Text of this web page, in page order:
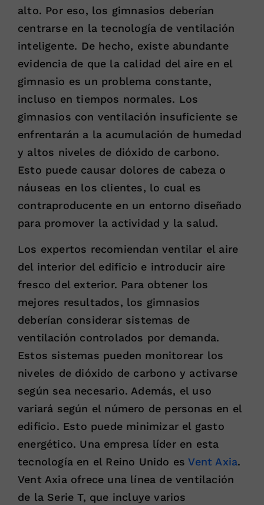
alto. Por eso, los gimnasios deberían
centrarse en la tecnología de ventilación
inteligente. De hecho, existe abundante
evidencia de que la calidad del aire en el
gimnasio es un problema constante,
incluso en tiempos normales. Los
gimnasios con ventilación insuficiente se
enfrentarán a la acumulación de humedad
y altos niveles de dióxido de carbono.
Esto puede causar dolores de cabeza o
náuseas en los clientes, lo cual es
contraproducente en un entorno diseñado
para promover la actividad y la salud.
Los expertos recomiendan ventilar el aire
del interior del edificio e introducir aire
fresco del exterior. Para obtener los
mejores resultados, los gimnasios
deberían considerar sistemas de
ventilación controlados por demanda.
Estos sistemas pueden monitorear los
niveles de dióxido de carbono y activarse
según sea necesario. Además, el uso
variará según el número de personas en el
edificio. Esto puede minimizar el gasto
energético. Una empresa líder en esta
tecnología en el Reino Unido esVent Axia.
Vent Axia ofrece una línea de ventilación
de la Serie T, que incluye varios